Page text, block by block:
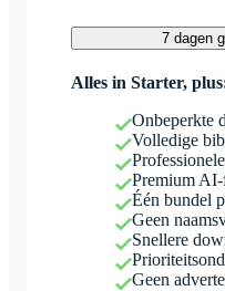
7 dagen
Alles in Starter,
Onbeperkte
Volledige
Premium
Één bundel
Geen
Snellere
Geen